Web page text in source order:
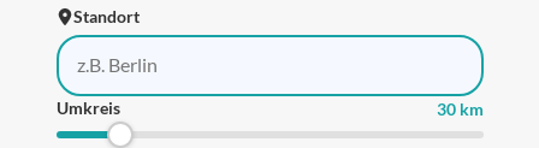
Standort
Umkreis 30 km